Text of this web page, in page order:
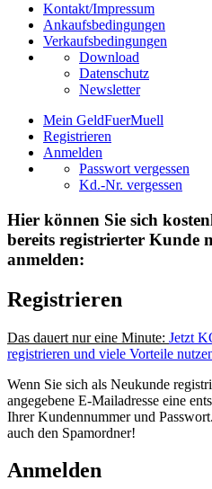
Kontakt/Impressum
Ankaufsbedingungen
Verkaufsbedingungen
Download
Datenschutz
Newsletter
Mein GeldFuerMuell
Registrieren
Anmelden
Passwort vergessen
Kd.-Nr. vergessen
Hier können Sie sich
bereits registrierter Kunde
anmelden:
Registrieren
Das dauert nur eine Minute: Jetzt
registrieren und viele Vorteile
Wenn Sie sich als Neukunde
angegebene E-Mailadresse eine
Ihrer Kundennummer und
auch den Spamordner!
Anmelden